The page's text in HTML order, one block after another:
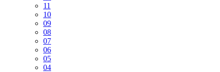
11
10
09
08
07
06
05
04